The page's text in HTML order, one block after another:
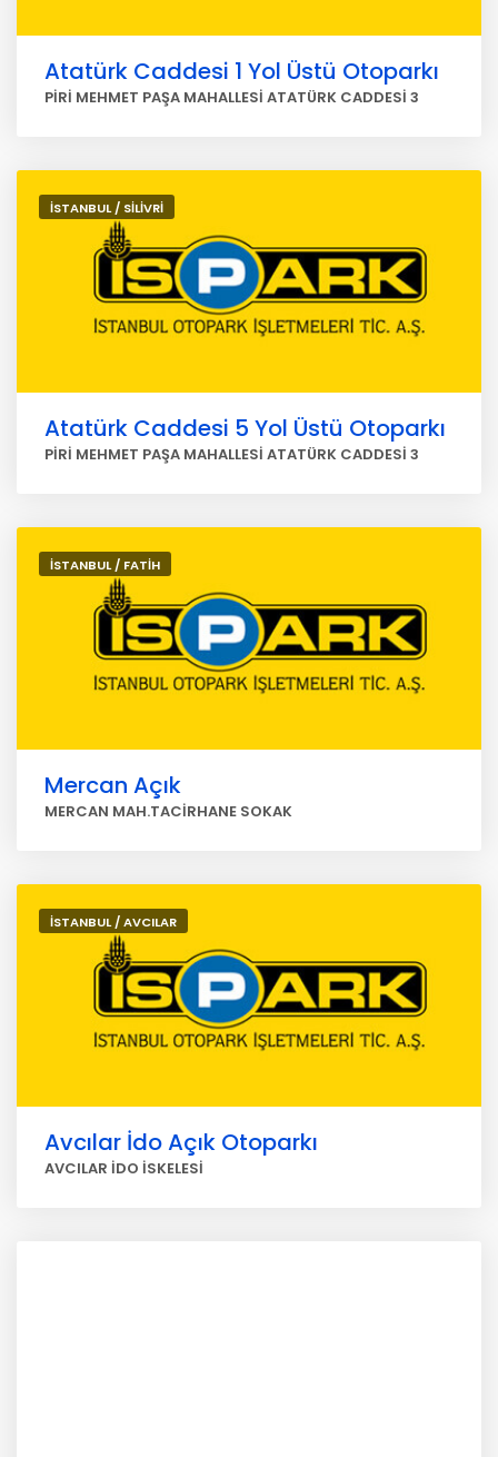
Atatürk Caddesi 1 Yol Üstü Otoparkı
PİRİ MEHMET PAŞA MAHALLESİ ATATÜRK CADDESİ 3
İSTANBUL / SİLİVRİ
Atatürk Caddesi 5 Yol Üstü Otoparkı
PİRİ MEHMET PAŞA MAHALLESİ ATATÜRK CADDESİ 3
İSTANBUL / FATİH
Mercan Açık
MERCAN MAH.TACİRHANE SOKAK
İSTANBUL / AVCILAR
Avcılar İdo Açık Otoparkı
AVCILAR İDO İSKELESİ